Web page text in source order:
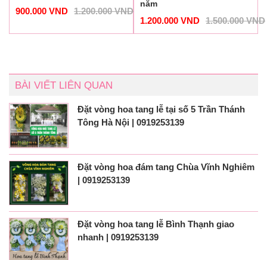
1.200.000VND
900.000 VND
năm
1.500.000VND
1.200.000 VND
BÀI VIẾT LIÊN QUAN
Đặt vòng hoa tang lễ tại số 5 Trần Thánh
Tông Hà Nội | 0919253139
Đặt vòng hoa đám tang Chùa Vĩnh Nghiêm
| 0919253139
Đặt vòng hoa tang lễ Bình Thạnh giao
nhanh | 0919253139